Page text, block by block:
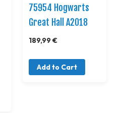
75954 Hogwarts
Great Hall A2018
189,99 €
Add to Cart